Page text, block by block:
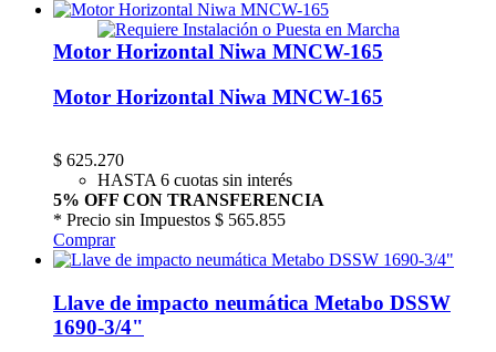
Motor Horizontal Niwa MNCW-165
Motor Horizontal Niwa MNCW-165
$ 625.270
HASTA 6 cuotas sin interés
5% OFF CON TRANSFERENCIA
* Precio sin Impuestos $ 565.855
Comprar
Llave de impacto neumática Metabo DSSW
1690-3/4"